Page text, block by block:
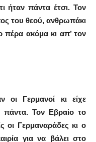
ήταν πάντα έτσι. Τον
του θεού, ανθρωπάκι
πέρα ακόμα κι απ’ τον
Γερμανοί κι είχε
πάντα. Τον Εβραίο το
οι Γερμαναράδες κι ο
για να βάλει στο